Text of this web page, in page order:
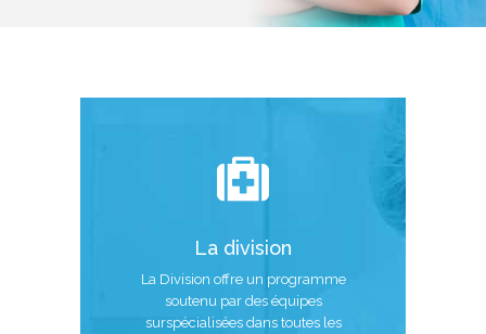
La division
La Division offre un programme
soutenu par des équipes
surspécialisées dans toutes les